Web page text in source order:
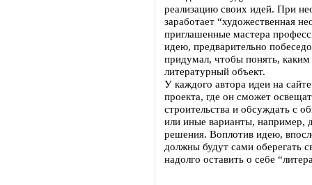
реализацию своих идей. При
заработает “художественная
приглашенные мастера
идею, предварительно
придумал, чтобы понять,
литературный объект.
У каждого автора идеи на
проекта, где он сможет
строительства и обсуждать с
или иные варианты, например,
решения. Воплотив идею,
должны будут сами оберегать
надолго оставить о себе